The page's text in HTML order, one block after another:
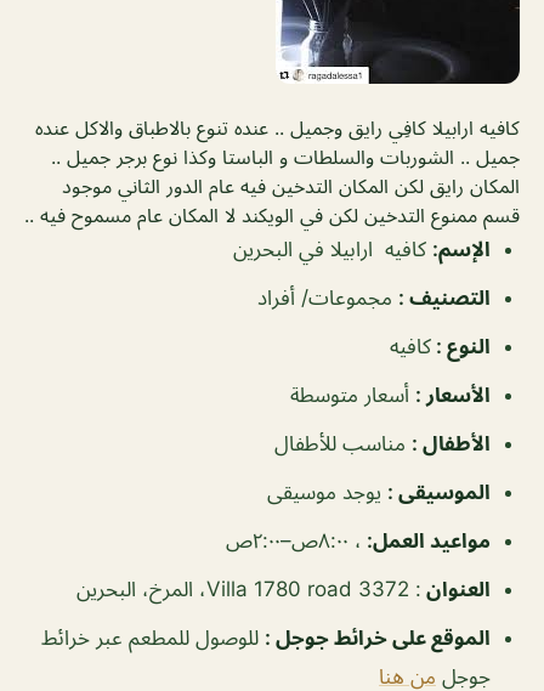
كافيه ارابيلا كافِي رايق وجميل .. عنده تنوع بالاطباق والاكل عنده
جميل .. الشوربات والسلطات و الباستا وكذا نوع برجر جميل ..
المكان رايق لكن المكان التدخين فيه عام الدور الثاني موجود
قسم ممنوع التدخين لكن في الويكند لا المكان عام مسموح فيه ..
الإسم: كافيه ارابيلا في البحرين
التصنيف : مجموعات/ أفراد
النوع : كافيه
الأسعار : أسعار متوسطة
الأطفال : مناسب للأطفال
الموسيقى : يوجد موسيقى
مواعيد العمل: ، ٨:٠٠ص–٢:٠٠ص
العنوان : Villa 1780 road 3372، المرخ، البحرين
الموقع على خرائط جوجل : للوصول للمطعم عبر خرائط
جوجل من هنا